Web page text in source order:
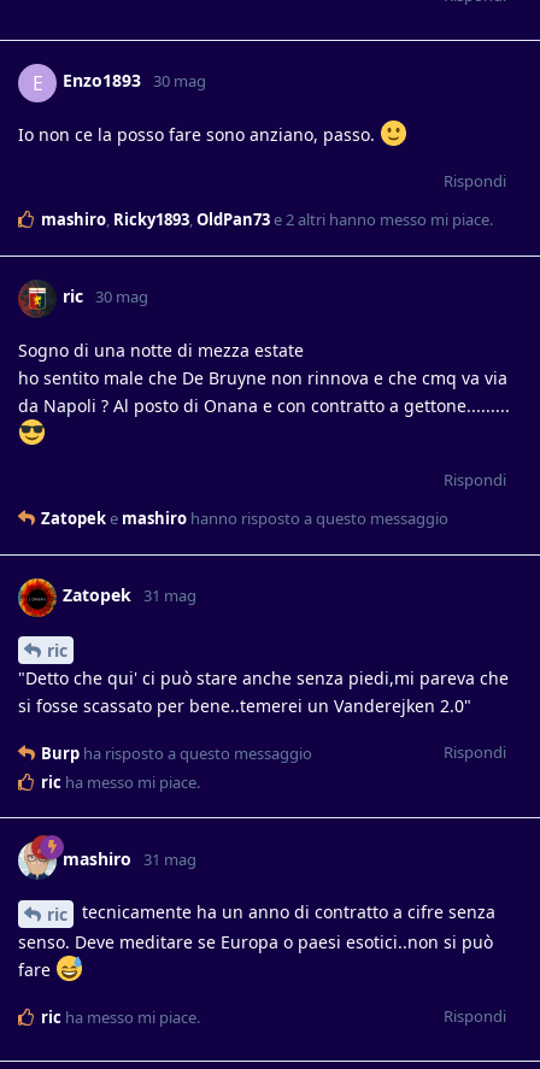
E Enzo1893 30 mag
Io non ce la posso fare sono anziano, passo.
Rispondi
mashiro Ricky1893 OldPan73e 2altri hanno messo mi piace.
ric 30 mag
Sogno di una notte di mezza estate
ho sentito male che De Bruyne non rinnova e che cmq va via
da Napoli ? Al posto di Onana e con contratto a gettone.........
Rispondi
Zatopeke mashiro hanno risposto a questo messaggio
Zatopek 31 mag
ric
"Detto che qui' ci può stare anche senza piedi,mi pareva che
si fosse scassato per bene..temerei un Vanderejken 2.0"
Rispondi
Burp ha risposto a questo messaggio
ric ha messo mi piace.
mashiro 31 mag
ric
tecnicamente ha un anno di contratto a cifre senza
senso. Deve meditare se Europa o paesi esotici..non si può
fare
Rispondi
ric ha messo mi piace.